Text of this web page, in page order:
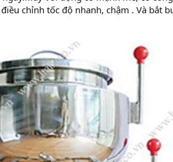
chỉnh tốc độ nhanh, chậm . Và bắt